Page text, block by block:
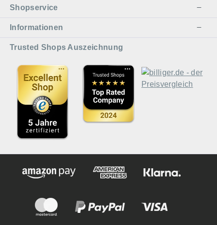
Shopservice
Informationen
Trusted Shops Auszeichnung